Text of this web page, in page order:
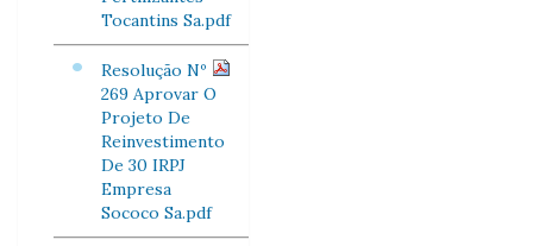
Tocantins Sa.pdf
Resolução Nº
269 Aprovar O
Projeto De
Reinvestimento
De 30 IRPJ
Empresa
Sococo Sa.pdf